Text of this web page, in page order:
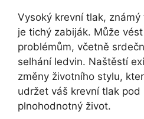
Vysoký krevní tlak,
je tichý zabiják. Může
problémům, včetně
selhání ledvin. Naštěstí
změny životního stylu,
udržet váš krevní tlak
plnohodnotný život.